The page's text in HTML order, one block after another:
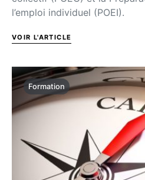
l’emploi individuel (POEI).
VOIR L'ARTICLE
Formation